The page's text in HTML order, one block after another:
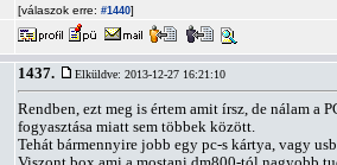
[válaszok erre: #1440]
1437. Elküldve: 2013-12-27 16:21:10
Rendben, ezt meg is értem amit írsz, de nálam a
fogyasztása miatt sem többek között.
Tehát bármennyire jobb egy pc-s kártya, vagy